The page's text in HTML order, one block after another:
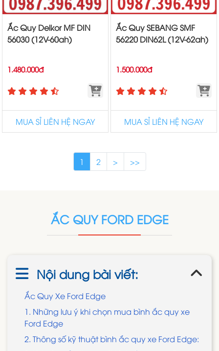
Ắc Quy Delkor MF DIN
56030 (12V-60ah)
1.480.000đ
MUA SỈ LIÊN HỆ NGAY
Ắc Quy SEBANG SMF
56220 DIN62L (12V-62ah)
1.500.000đ
MUA SỈ LIÊN HỆ NGAY
1 2 > >>
ẮC QUY FORD EDGE
Nội dung bài viết:
Ắc Quy Xe Ford Edge
1. Những lưu ý khi chọn mua bình ắc quy xe
Ford Edge
2. Thông số kỹ thuật bình ắc quy xe Ford Edge: